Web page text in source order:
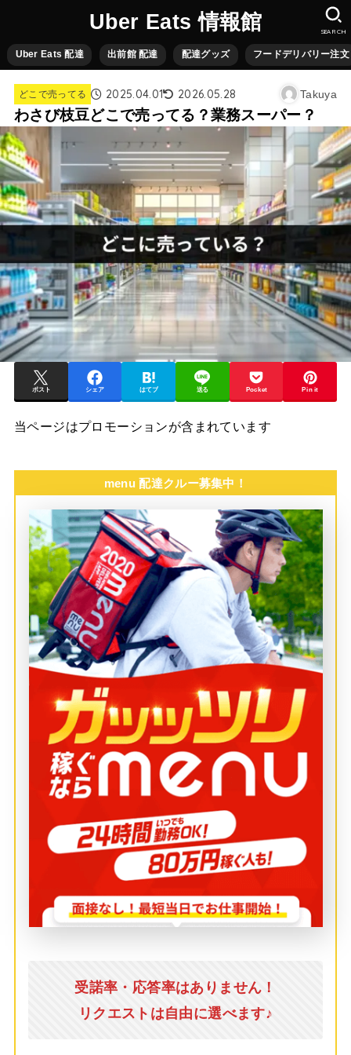
Uber Eats 情報館
Uber Eats 配達 出前館 配達 配達グッズ フードデリバリー注文
SEARCH
どこで売ってる 2025.04.01 2026.05.28 Takuya
わさび枝豆どこで売ってる？業務スーパー？
ポスト シェア はてブ 送る Pocket Pin it
当ページはプロモーションが含まれています
menu 配達クルー募集中！
受諾率・応答率はありません！
リクエストは自由に選べます♪